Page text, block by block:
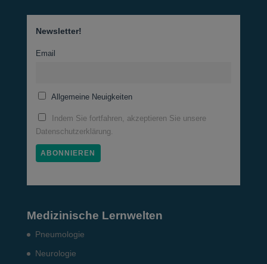
Newsletter!
Email
Allgemeine Neuigkeiten
Indem Sie fortfahren, akzeptieren Sie unsere
Datenschutzerklärung.
Medizinische Lernwelten
Pneumo­logie
Neurologie